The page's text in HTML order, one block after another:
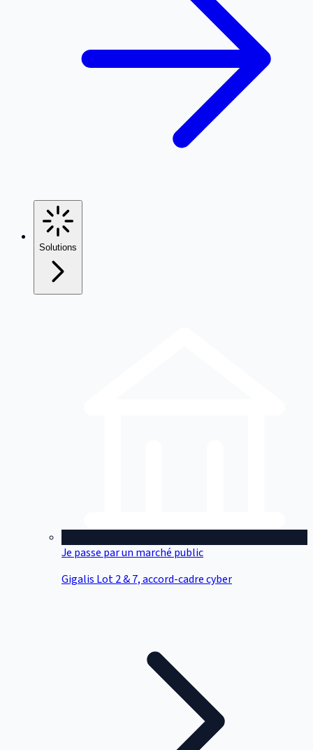
Solutions
Je passe par un marché public
Gigalis Lot 2 & 7, accord-cadre cyber